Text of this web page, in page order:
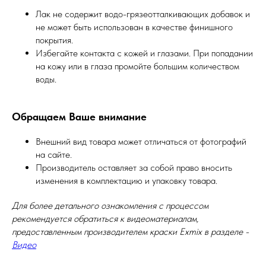
Лак не содержит водо-грязеотталкивающих добавок и
не может быть использован в качестве финишного
покрытия.
Избегайте контакта с кожей и глазами. При попадании
на кожу или в глаза промойте большим количеством
воды.
Обращаем Ваше внимание
Внешний вид товара может отличаться от фотографий
на сайте.
Производитель оставляет за собой право вносить
изменения в комплектацию и упаковку товара.
Для более детального ознакомления с процессом
рекомендуется обратиться к видеоматериалам,
предоставленным производителем краски Exmix в разделе -
Видео